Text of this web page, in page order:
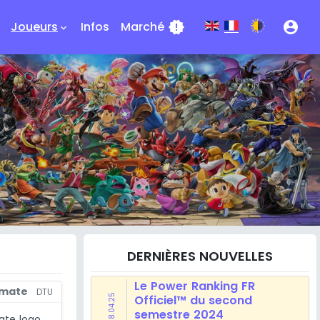
Joueurs keyboard_arrow_down Infos Marché new_releases account_circle
DTU
DERNIÈRES NOUVELLES
28.04.25
Le Power Ranking FR
Officiel™ du second
semestre 2024